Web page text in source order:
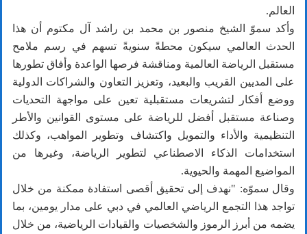
العالم.
وأكد سموّ الشيخ منصور بن محمد بن راشد آل مكتوم أن هذا
الحدث العالمي سيكون محطةً سنويةً تسهم في رسم ملامح
مستقبل الرياضة العالمية ومناقشة فرصها الواعدة وأفاق تطورها
على المديين القريب والبعيد، وتعزيز التعاون والشراكات الدولية
ووضع أفكار لتشريعات مستقبلية تعين على مواجهة التحديات
وصناعة مستقبل أفضل للرياضة على مستوى القوانين والأطر
التنظيمية والأداء والتمويل واكتشاف وتطوير المواهب، وكذلك
استخدامات الذكاء الاصطناعي لتطوير الرياضة، وغيرها من
المواضيع المهمة والحيوية.
وقال سموّه: "نهدف إلى تحقيق أقصى استفادة ممكنة من خلال
تواجد هذا التجمع الرياضي العالمي في دبي على مدار يومين، بما
يضمه من أبرز الرموز والشخصيات والقيادات الرياضية، من خلال